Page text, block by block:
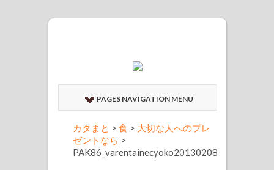
PAGES NAVIGATION MENU
カタまと > 食 > 大切な人へのプレ
ゼントなら >
PAK86_varentainecyoko20130208